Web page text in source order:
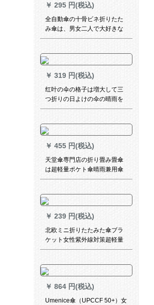
￥ 295 円(税込)
全自動傘の十骨ビネ折りたた
み傘は、男女二人で大好きな
サズに補強します。
￥ 319 円(税込)
红叶の伞の格子は増大して三
つ折りの日よけの伞の晴雨を
固めて伞の三つ折りの钢の伞
ます。
￥ 455 円(税込)
天堂傘専門店の折り畳み畳傘
は超軽量ポケト傘晴雨兼用傘
です。折り畳み式女性用折り
いゴムの日焼け止め傘です。
￥ 239 円(税込)
北欧ミニ折りたたみた傘ブラ
ケット女性紫外線対策超軽量
折りたたみ傘晴雨兼用ポケト
￥ 864 円(税込)
Umenice傘（UPCCF 50+）女